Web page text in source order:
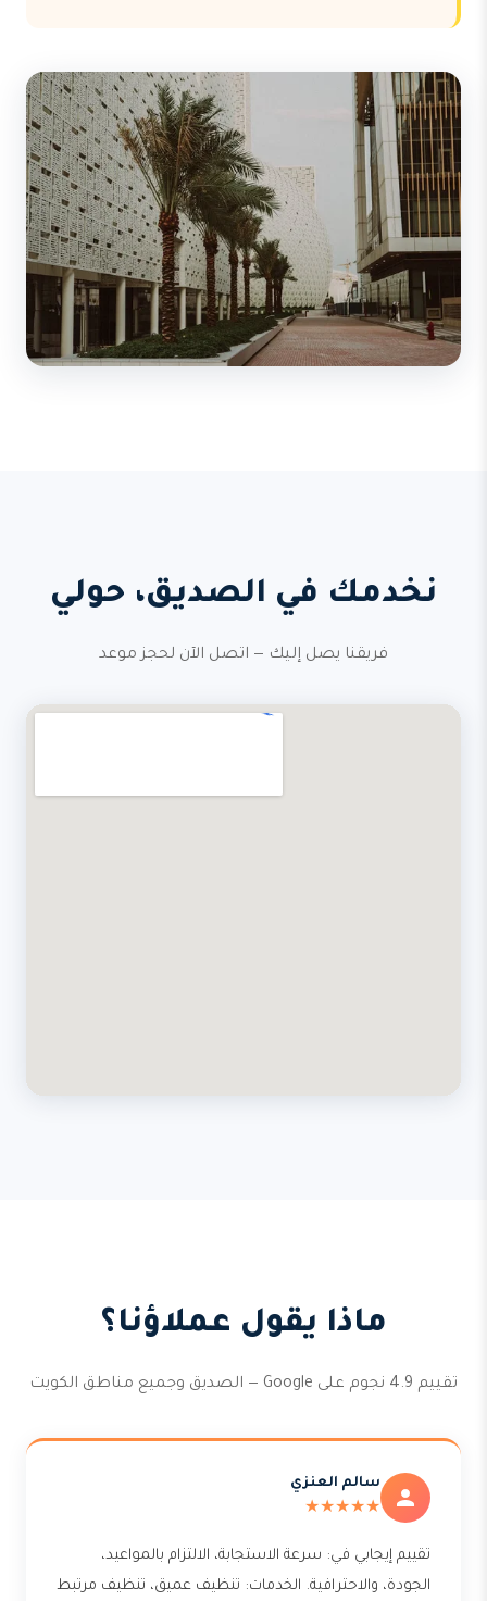
نخدمك في الصديق، حولي
فريقنا يصل إليك — اتصل الآن لحجز موعد
ماذا يقول عملاؤنا؟
تقييم 4.9 نجوم على Google — الصديق وجميع مناطق الكويت
سالم العنزي
★★★★★
تقييم إيجابي في: سرعة الاستجابة، الالتزام بالمواعيد،
الجودة، والاحترافية. الخدمات: تنظيف عميق، تنظيف مرتبط